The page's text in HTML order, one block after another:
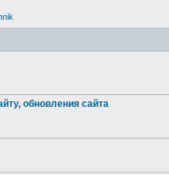
обновления сайта